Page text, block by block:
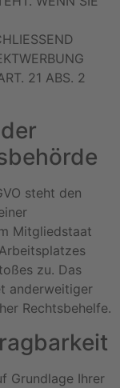
21 ABS. 2
steht den
Mitgliedstaat
zu. Das
anderweitiger
Rechtsbehelfe.
Grundlage Ihrer